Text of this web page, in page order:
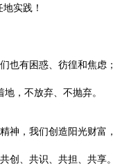
实践！
也有困惑、彷徨和焦虑；
，不放弃、不抛弃。
神，我们创造阳光财富，
创、共识、共担、共享。